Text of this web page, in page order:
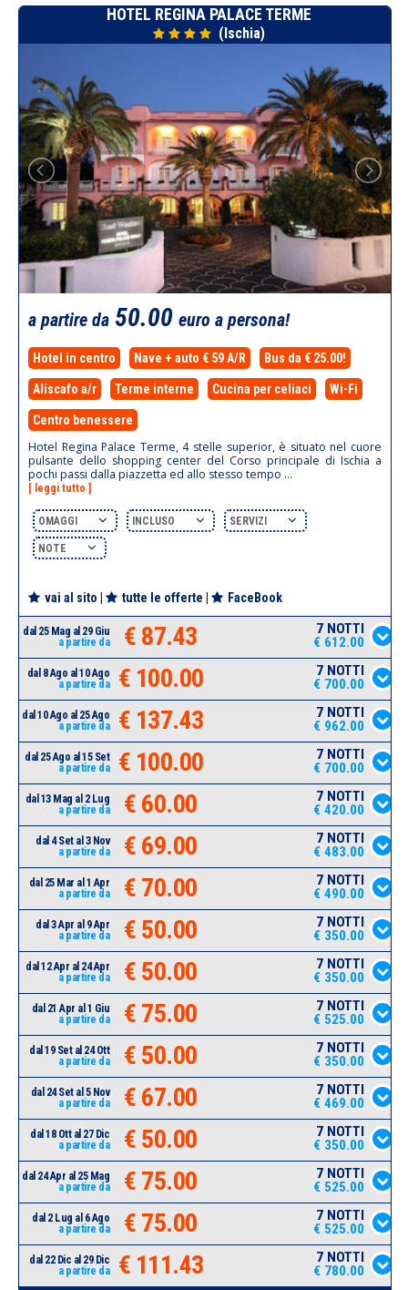
HOTEL REGINA PALACE TERME
(Ischia)
a partire da 50.00 euro a persona!
Hotel in centro Nave + auto € 59 A/R Bus da € 25.00!
Aliscafo a/r Terme interne Cucina per celiaci Wi-Fi
Centro benessere
Hotel Regina Palace Terme, 4 stelle superior, è situato nel cuore
pulsante dello shopping center del Corso principale di Ischia a
pochi passi dalla piazzetta ed allo stesso tempo ...
[ leggi tutto ]
OMAGGI INCLUSO SERVIZI
NOTE
vai al sito tutte le offerte FaceBook
dal 25 Mag al 29 Giu
a partire da
€ 87.43
7 NOTTI
€ 612.00
dal 8 Ago al 10 Ago
a partire da
€ 100.00
7 NOTTI
€ 700.00
dal 10 Ago al 25 Ago
a partire da
€ 137.43
7 NOTTI
€ 962.00
dal 25 Ago al 15 Set
a partire da
€ 100.00
7 NOTTI
€ 700.00
dal 13 Mag al 2 Lug
a partire da
€ 60.00
7 NOTTI
€ 420.00
dal 4 Set al 3 Nov
a partire da
€ 69.00
7 NOTTI
€ 483.00
dal 25 Mar al 1 Apr
a partire da
€ 70.00
7 NOTTI
€ 490.00
dal 3 Apr al 9 Apr
a partire da
€ 50.00
7 NOTTI
€ 350.00
dal 12 Apr al 24 Apr
a partire da
€ 50.00
7 NOTTI
€ 350.00
dal 21 Apr al 1 Giu
a partire da
€ 75.00
7 NOTTI
€ 525.00
dal 19 Set al 24 Ott
a partire da
€ 50.00
7 NOTTI
€ 350.00
dal 24 Set al 5 Nov
a partire da
€ 67.00
7 NOTTI
€ 469.00
dal 18 Ott al 27 Dic
a partire da
€ 50.00
7 NOTTI
€ 350.00
dal 24 Apr al 25 Mag
a partire da
€ 75.00
7 NOTTI
€ 525.00
dal 2 Lug al 6 Ago
a partire da
€ 75.00
7 NOTTI
€ 525.00
dal 22 Dic al 29 Dic
a partire da
€ 111.43
7 NOTTI
€ 780.00